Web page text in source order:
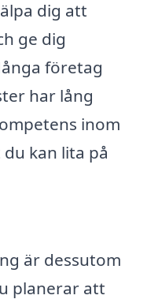
dig att
ge dig
företag
har lång
inom
kan lita på
är dessutom
planerar att